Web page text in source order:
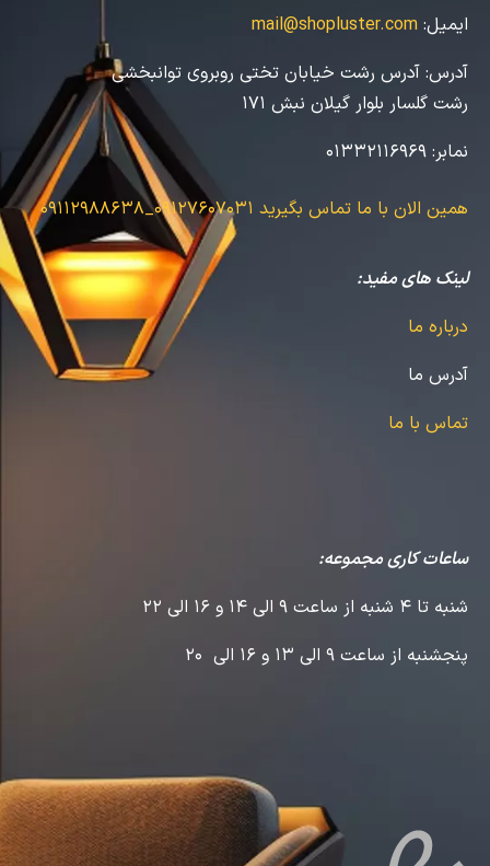
ایمیل: mail@shopluster.com
آدرس: آدرس رشت خیابان تختی روبروی توانبخشی
رشت گلسار بلوار گیلان نبش 171
نمابر:
همین الان با ما تماس بگیرید 09127607031_09112988638
لینک های مفید:
درباره ما
آدرس ما
تماس با ما
ساعات کاری مجموعه:
شنبه تا 4 شنبه از ساعت 9 الی 14 و 16 الی 22
پنجشنبه از ساعت 9 الی 13 و 16 الی 20